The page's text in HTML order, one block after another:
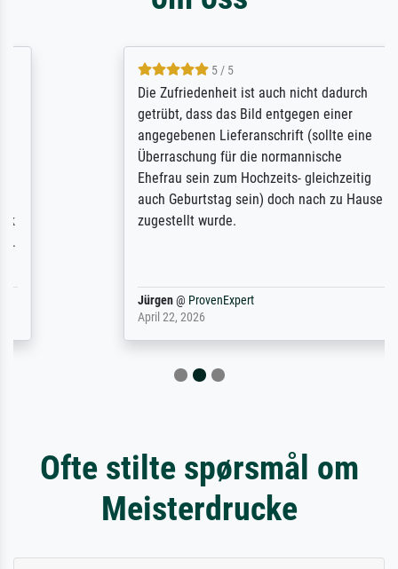
5 / 5
Die Zufriedenheit ist auch nicht dadurch
getrübt, dass das Bild entgegen einer
angegebenen Lieferanschrift (sollte eine
Überraschung für die normannische
Ehefrau sein zum Hochzeits- gleichzeitig
auch Geburtstag sein) doch nach zu Hause
zugestellt wurde.
ProvenExpert
April 22, 2026
Ofte stilte spørsmål om
Meisterdrucke